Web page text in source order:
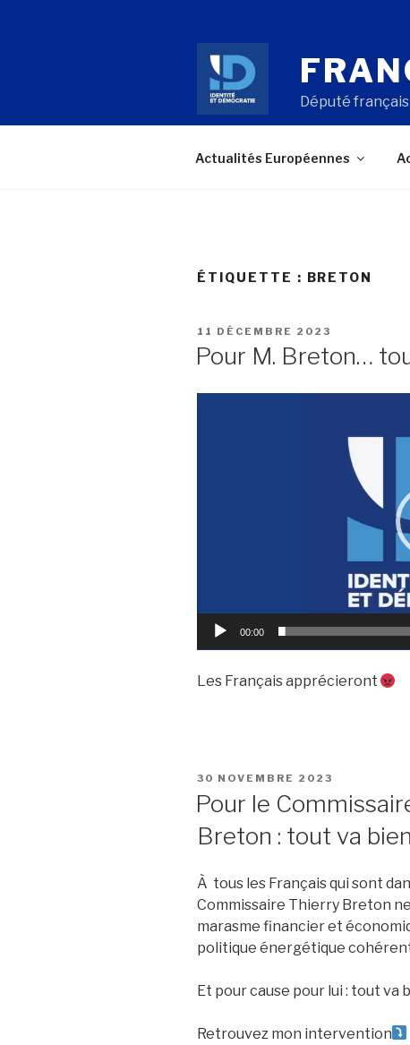
Député
Actualités Européennes
ÉTIQUETTE : BRETON
PUBLIÉ
LE
11 DÉCEMBRE 2023
Pour M. Breton…
00:00
Les Français apprécieront
PUBLIÉ
LE
30 NOVEMBRE 2023
Pour le
Breton : tout va
À tous les Français qui sont
Commissaire Thierry Breton
marasme financier et
politique énergétique
Et pour cause pour lui : tout va
Retrouvez mon intervention